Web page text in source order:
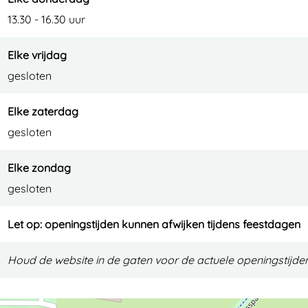
e
t
e
13.30 - 16.30 uur
Elke vrijdag
gesloten
Elke zaterdag
gesloten
Elke zondag
gesloten
Let op: openingstijden kunnen afwijken tijdens feestdagen
Houd de website in de gaten voor de actuele